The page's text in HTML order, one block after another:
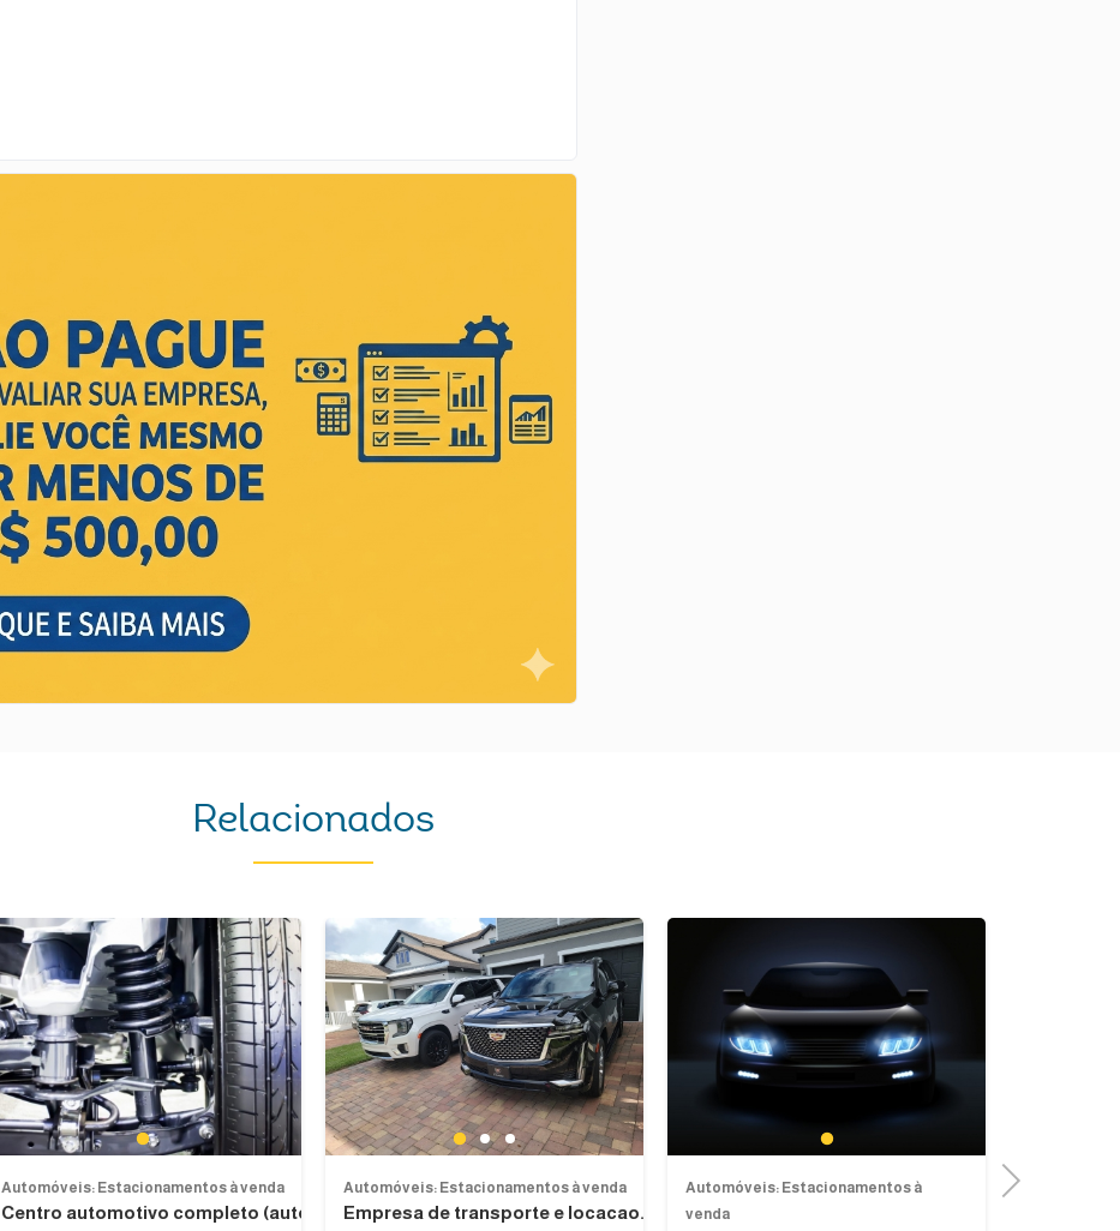
Relacionados
1
Automóveis: Estacionamentos à venda
Centro automotivo completo (auto...
Previous
1 2 3
Automóveis: Estacionamentos à venda
Empresa de transporte e locacao...
1
Automóveis: Estacionamentos à
venda
Next